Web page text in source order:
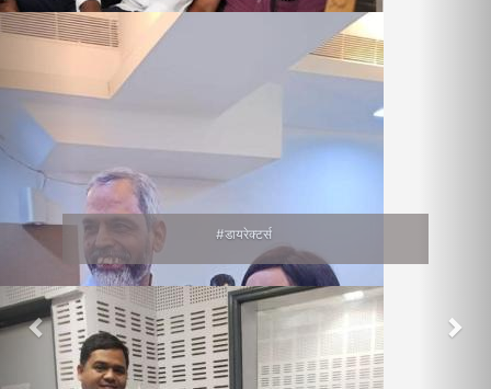
#डायरेक्टर्स